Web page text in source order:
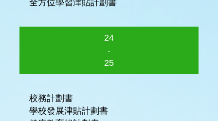
全方位學習津貼計劃書
24
-
25
校務計劃書
學校發展津貼計劃書